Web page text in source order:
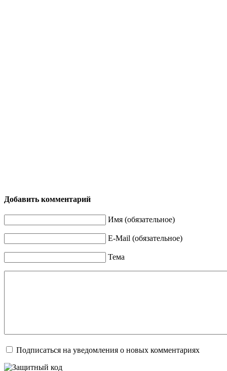
Добавить комментарий
Имя (обязательное)
E-Mail (обязательное)
Тема
Подписаться на уведомления о новых комментариях